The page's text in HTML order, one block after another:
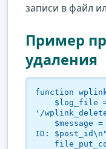
записи в файл
Пример
удаления
function
'/
ID: